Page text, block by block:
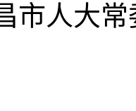
市人大